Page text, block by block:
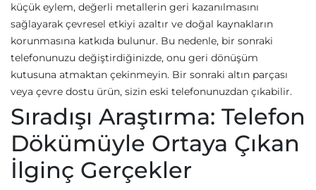
küçük eylem, değerli metallerin geri kazanılmasını
sağlayarak çevresel etkiyi azaltır ve doğal kaynakların
korunmasına katkıda bulunur. Bu nedenle, bir sonraki
telefonunuzu değiştirdiğinizde, onu geri dönüşüm
kutusuna atmaktan çekinmeyin. Bir sonraki altın parçası
veya çevre dostu ürün, sizin eski telefonunuzdan çıkabilir.
Sıradışı Araştırma: Telefon
Dökümüyle Ortaya Çıkan
İlginç Gerçekler